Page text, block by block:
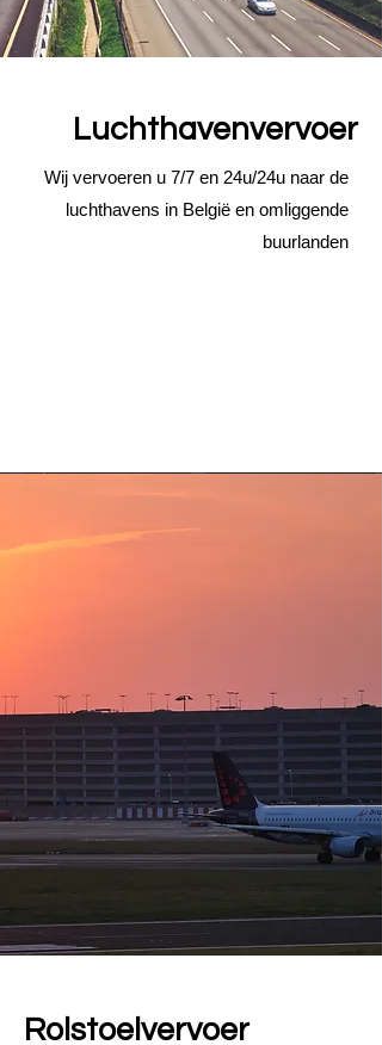
Luchthavenvervoer
Wij vervoeren u 7/7 en 24u/24u naar de
luchthavens in België en omliggende
buurlanden
Rolstoelvervoer